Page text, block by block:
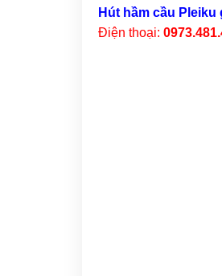
Hút hầm cầu Pleiku
Điện thoại: